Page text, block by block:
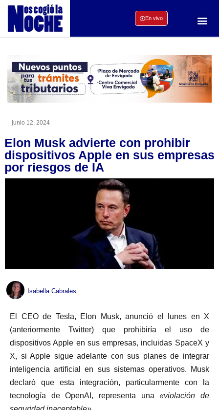
En vivo
junio 12, 2024
Elon Musk advierte con prohibir
dispositivos Apple en sus empresas
por riesgos de IA
Isabella Cabrales
El CEO de Tesla, Elon Musk, anunció el lunes en X
(anteriormente Twitter) que prohibiría el uso de
dispositivos Apple en sus empresas, incluidas SpaceX y
X, si Apple sigue adelante con sus planes de integrar
inteligencia artificial en sus sistemas operativos. Musk
declaró que esta integración, particularmente con la
tecnología de OpenAI, representa una«violación de